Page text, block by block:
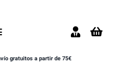
gratuitos a partir de 75€